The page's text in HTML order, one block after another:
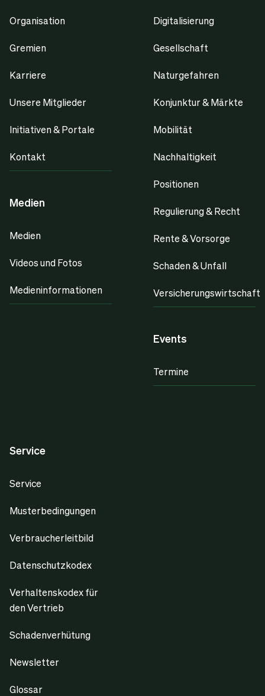
Organisation
Gremien
Karriere
Unsere Mitglieder
Initiativen & Portale
Kontakt
Medien
Medien
Videos und Fotos
Medieninformationen
Digitalisierung
Gesellschaft
Naturgefahren
Konjunktur & Märkte
Mobilität
Nachhaltigkeit
Positionen
Regulierung & Recht
Rente & Vorsorge
Schaden & Unfall
Versicherungswirtschaft
Events
Termine
Service
Service
Musterbedingungen
Verbraucherleitbild
Datenschutzkodex
Verhaltenskodex für
den Vertrieb
Schadenverhütung
Newsletter
Glossar